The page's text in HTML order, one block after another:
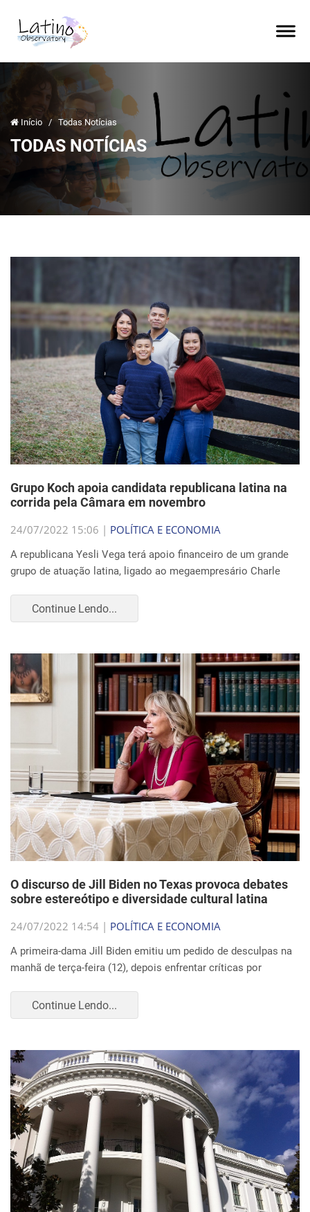
Início / Todas Notícias
TODAS NOTÍCIAS
Grupo Koch apoia candidata republicana latina na
corrida pela Câmara em novembro
24/07/2022 15:06 | POLÍTICA E ECONOMIA
A republicana Yesli Vega terá apoio financeiro de um grande
grupo de atuação latina, ligado ao megaempresário Charle
Continue Lendo...
O discurso de Jill Biden no Texas provoca debates
sobre estereótipo e diversidade cultural latina
24/07/2022 14:54 | POLÍTICA E ECONOMIA
A primeira-dama Jill Biden emitiu um pedido de desculpas na
manhã de terça-feira (12), depois enfrentar críticas por
Continue Lendo...